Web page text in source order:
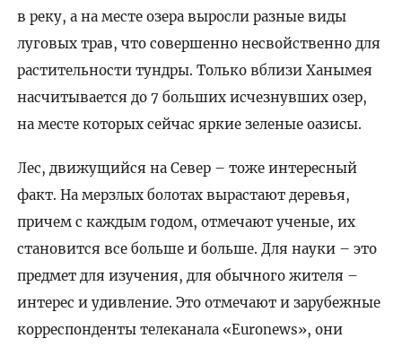
в реку, а на месте озера выросли разные виды
луговых трав, что совершенно несвойственно для
растительности тундры. Только вблизи Ханымея
насчитывается до 7 больших исчезнувших озер,
на месте которых сейчас яркие зеленые оазисы.
Лес, движущийся на Север – тоже интересный
факт. На мерзлых болотах вырастают деревья,
причем с каждым годом, отмечают ученые, их
становится все больше и больше. Для науки – это
предмет для изучения, для обычного жителя –
интерес и удивление. Это отмечают и зарубежные
корреспонденты телеканала «Euronews», они